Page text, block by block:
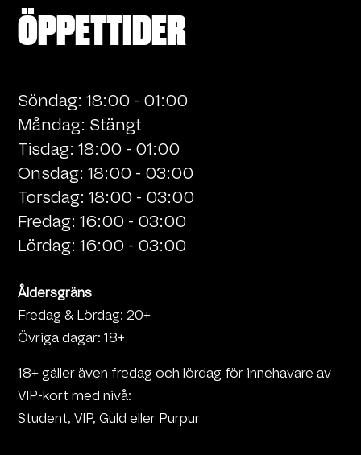
ÖPPETTIDER
Söndag: 18:00 - 01:00
Måndag: Stängt
Tisdag: 18:00 - 01:00
Onsdag: 18:00 - 03:00
Torsdag: 18:00 - 03:00
Fredag: 16:00 - 03:00
Lördag: 16:00 - 03:00
Åldersgräns
Fredag & Lördag: 20+
Övriga dagar: 18+
18+ gäller även fredag och lördag för innehavare av
VIP-kort med nivå:
Student, VIP, Guld eller Purpur